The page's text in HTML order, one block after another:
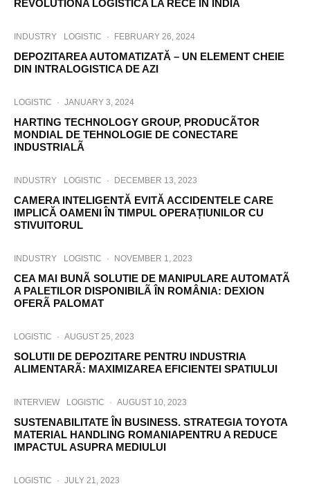
REVOLUTIONA LOGISTICA LA RECE ÎN INDIA
INDUSTRY LOGISTIC · FEBRUARY 26, 2024
DEPOZITAREA AUTOMATIZATĂ – UN ELEMENT CHEIE
DIN INTRALOGISTICA DE AZI
LOGISTIC · JANUARY 3, 2024
HARTING TECHNOLOGY GROUP, PRODUCÃTOR
MONDIAL DE TEHNOLOGIE DE CONECTARE
INDUSTRIALÃ
INDUSTRY LOGISTIC · DECEMBER 13, 2023
CAMERA INTELIGENTĂ EVITĂ ACCIDENTELE CARE
IMPLICĂ OAMENI ÎN TIMPUL OPERAȚIUNILOR CU
STIVUITORUL
INDUSTRY LOGISTIC · NOVEMBER 1, 2023
CEA MAI BUNÃ SOLUTIE DE MANIPULARE AUTOMATÃ
A PALETILOR DISPONIBILÃ ÎN ROMÂNIA: DEXION
OFERÃ PALOMAT
LOGISTIC · AUGUST 25, 2023
SOLUTII DE DEPOZITARE PENTRU INDUSTRIA
ALIMENTARÃ: MAXIMIZAREA EFICIENTEI SPATIULUI
INTERVIEW LOGISTIC · AUGUST 10, 2023
SUSTENABILITATE ÎN BUSINESS. STRATEGIA TOYOTA
MATERIAL HANDLING ROMANIAPENTRU A REDUCE
IMPACTUL ASUPRA MEDIULUI
LOGISTIC · JULY 21, 2023